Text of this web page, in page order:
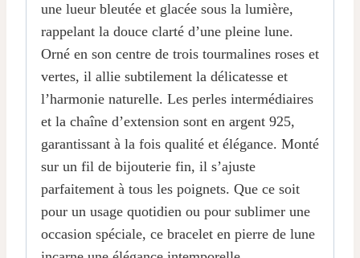
une lueur bleutée et glacée sous la lumière,
rappelant la douce clarté d’une pleine lune.
Orné en son centre de trois tourmalines roses et
vertes, il allie subtilement la délicatesse et
l’harmonie naturelle. Les perles intermédiaires
et la chaîne d’extension sont en argent 925,
garantissant à la fois qualité et élégance. Monté
sur un fil de bijouterie fin, il s’ajuste
parfaitement à tous les poignets. Que ce soit
pour un usage quotidien ou pour sublimer une
occasion spéciale, ce bracelet en pierre de lune